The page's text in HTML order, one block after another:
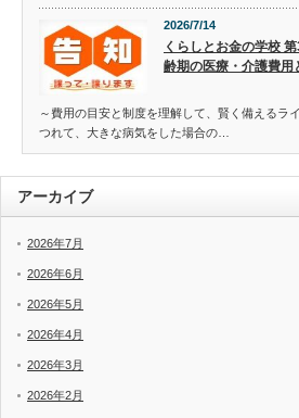
2026/7/14
くらしとお金の学校
齢期の医療・介護費用
～費用の目安と制度を理解して、賢く備えるラ
つれて、大きな病気をした場合の…
アーカイブ
2026年7月
2026年6月
2026年5月
2026年4月
2026年3月
2026年2月